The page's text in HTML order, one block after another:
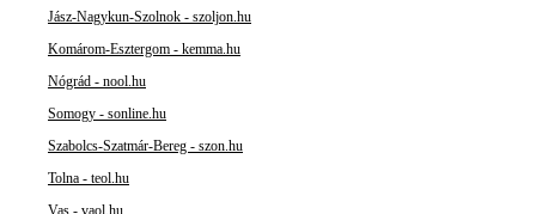
Jász-Nagykun-Szolnok - szoljon.hu
Komárom-Esztergom - kemma.hu
Nógrád - nool.hu
Somogy - sonline.hu
Szabolcs-Szatmár-Bereg - szon.hu
Tolna - teol.hu
Vas - vaol.hu